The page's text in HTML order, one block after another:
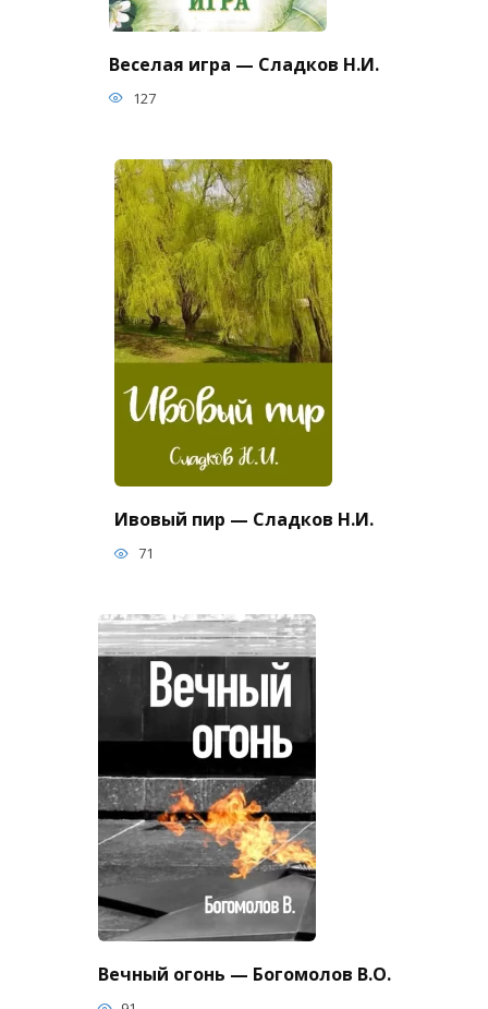
Веселая игра — Сладков Н.И.
127
Ивовый пир — Сладков Н.И.
71
Вечный огонь — Богомолов В.О.